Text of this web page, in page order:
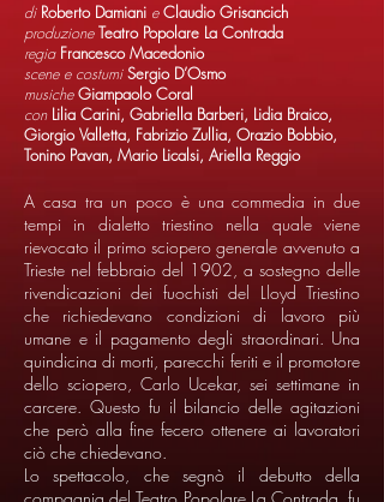
di Roberto Damiani e Claudio Grisancich
produzioneTeatro Popolare La Contrada
regia Francesco Macedonio
scene e costumiSergio D’Osmo
musiche Giampaolo Coral
con Lilia Carini, Gabriella Barberi, Lidia Braico,
Giorgio Valletta, Fabrizio Zullia, Orazio Bobbio,
Tonino Pavan, Mario Licalsi, Ariella Reggio
A casa tra un poco è una commedia in due
tempi in dialetto triestino nella quale viene
rievocato il primo sciopero generale avvenuto a
Trieste nel febbraio del 1902, a sostegno delle
rivendicazioni dei fuochisti del Lloyd Triestino
che richiedevano condizioni di lavoro più
umane e il pagamento degli straordinari. Una
quindicina di morti, parecchi feriti e il promotore
dello sciopero, Carlo Ucekar, sei settimane in
carcere. Questo fu il bilancio delle agitazioni
che però alla fine fecero ottenere ai lavoratori
ciò che chiedevano.
Lo spettacolo, che segnò il debutto della